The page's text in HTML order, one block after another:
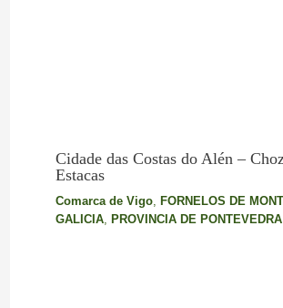
Cidade das Costas do Alén –
Estacas
Comarca de Vigo, FORNELOS DE
GALICIA, PROVINCIA DE PONTEVEDRA